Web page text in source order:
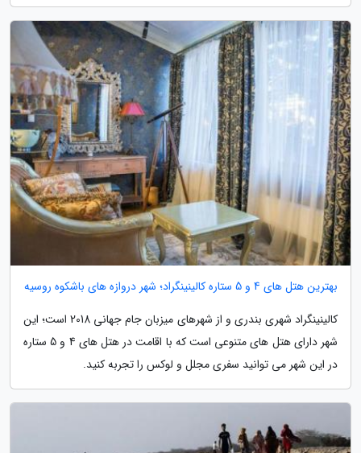
بهترین هتل های 4 و 5 ستاره کالینینگراد؛ شهر دروازه های باشکوه روسیه
کالینینگراد شهری بندری و از شهرهای میزبان جام جهانی 2018 است؛ این
شهر دارای هتل های متنوعی است که با اقامت در هتل های 4 و 5 ستاره
در این شهر می توانید سفری مجلل و لوکس را تجربه کنید.